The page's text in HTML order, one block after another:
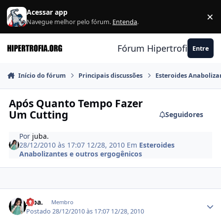
Ir para conteúdo
Acessar app
Navegue melhor pelo fórum. Entenda. ×
Fórum Hipertrofia.org
Entre
Início do fórum Principais discussões Esteroides
Após Quanto Tempo Fazer
Um Cutting
Seguidores
Por juba.
28/12/2010 às 17:07 12/28, 2010 Em Esteroides
Anabolizantes e outros ergogênicos
juba. Membro
Postado28/12/2010 às 17:07 12/28, 2010